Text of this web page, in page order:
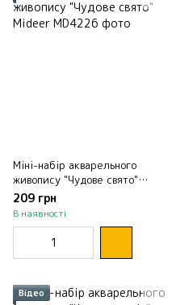
Міні-набір акварельного
живопису "Чудове свято"
Mideer
209 грн
В наявності
Відео